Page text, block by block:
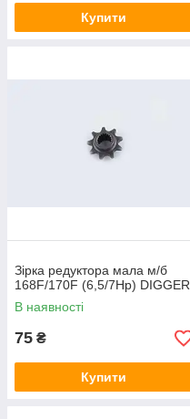
Купити
Зірка редуктора мала м/б
168F/170F (6,5/7Hp) DIGGER
В наявності
75 ₴
Купити